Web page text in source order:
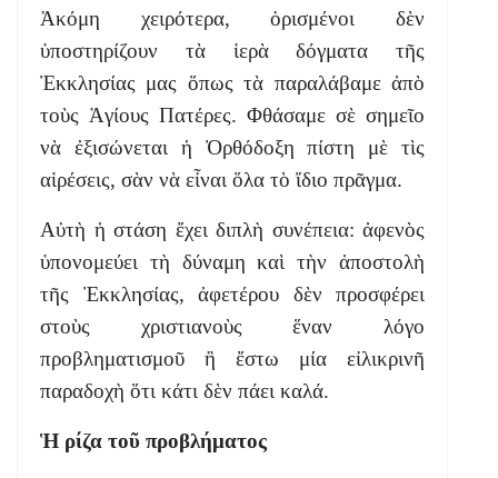
Ἀκόμη χειρότερα, ὁρισμένοι δὲν
ὑποστηρίζουν τὰ ἱερὰ δόγματα τῆς
Ἐκκλησίας μας ὅπως τὰ παραλάβαμε ἀπὸ
τοὺς Ἁγίους Πατέρες. Φθάσαμε σὲ σημεῖο
νὰ ἐξισώνεται ἡ Ὀρθόδοξη πίστη μὲ τὶς
αἱρέσεις, σὰν νὰ εἶναι ὅλα τὸ ἴδιο πρᾶγμα.
Αὐτὴ ἡ στάση ἔχει διπλὴ συνέπεια: ἀφενὸς
ὑπονομεύει τὴ δύναμη καὶ τὴν ἀποστολὴ
τῆς Ἐκκλησίας, ἀφετέρου δὲν προσφέρει
στοὺς χριστιανοὺς ἕναν λόγο
προβληματισμοῦ ἢ ἔστω μία εἰλικρινῆ
παραδοχὴ ὅτι κάτι δὲν πάει καλά.
Ἡ ρίζα τοῦ προβλήματος